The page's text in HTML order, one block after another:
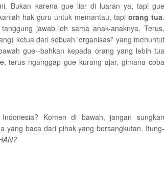
Bukan karena gue liar di luaran ya, tapi gue
hak guru untuk memantau, tapi orang tua.
jawab loh sama anak-anaknya. Terus,
ketua dari sebuah 'organisasi' yang menuntut
gue--bahkan kepada orang yang lebih tua
terus nganggap gue kurang ajar, gimana coba
Komen di bawah, jangan sungkan
yang baca dari pihak yang bersangkutan. Itung-